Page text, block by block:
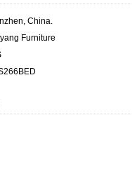
China.
Furniture